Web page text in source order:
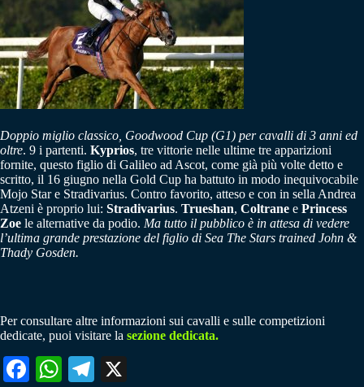
Doppio miglio classico, Goodwood Cup (G1) per cavalli di 3 anni ed
oltre. 9 i partenti. Kyprios, tre vittorie nelle ultime tre apparizioni
fornite, questo figlio di Galileo ad Ascot, come già più volte detto e
scritto, il 16 giugno nella Gold Cup ha battuto in modo inequivocabile
Mojo Star e Stradivarius. Contro favorito, atteso e con in sella Andrea
Atzeni è proprio lui: Stradivarius. Trueshan, Coltrane e Princess
Zoe le alternative da podio. Ma tutto il pubblico è in attesa di vedere
l’ultima grande prestazione del figlio di Sea The Stars trained John &
Thady Gosden.
Per consultare altre informazioni sui cavalli e sulle competizioni
dedicate, puoi visitare la sezione dedicata.
Fa W
Te